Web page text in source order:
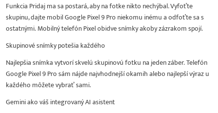
Funkcia Pridaj ma sa postará, aby na fotke nikto nechýbal. Vyfoťte
skupinu, dajte mobil Google Pixel 9 Pro niekomu inému a odfoťte sa s
ostatnými. Mobilný telefón Pixel obidve snímky akoby zázrakom spojí.
Skupinové snímky potešia každého
Najlepšia snímka vytvorí skvelú skupinovú fotku na jeden záber. Telefón
Google Pixel 9 Pro sám nájde najvhodnejší okamih alebo najlepší výraz u
každého môžete vybrať sami.
Gemini ako váš integrovaný AI asistent